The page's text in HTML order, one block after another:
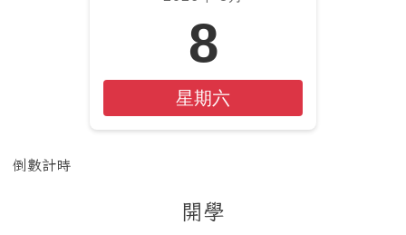
8
星期六
倒數計時
開學